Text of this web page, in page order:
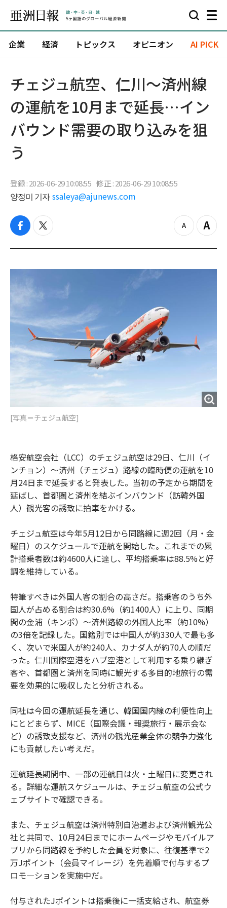
企業 経済 トピックス オピニオン AI PICK
チェジュ航空、仁川〜済州線
の運航を10月まで延長…イン
バウンド需要の取り込みを狙
う
登録 : 2026-06-29 10:08:55 修正 : 2026-06-29 10:08:55
양정미 기자 ssaleya@ajunews.com
f
c
b
o
t
i
t
z
o
o
Z
o
i
[写真＝チェジュ航空]
格安航空会社（LCC）のチェジュ航空は29日、仁川（イ
ンチョン）〜済州（チェジュ）路線の臨時便の運航を10
月24日まで延長すると発表した。当初の予定から期間を
延ばし、首都圏と済州を結ぶインバウンド（訪韓外国
人）観光客の誘致に拍車をかける。
チェジュ航空は今年5月12日から同路線に週2回（月・金
曜日）のスケジュールで運航を開始した。これまでの累
計搭乗者数は約4600人に達し、平均搭乗率は88.5%と好
調を維持している。
特筆すべきは外国人客の割合の高さだ。搭乗客のうち外
国人が占める割合は約30.6%（約1400人）に上り、同期
間の金浦（キンポ）〜済州路線の外国人比率（約10%）
の3倍を記録した。国籍別では中国人が約330人で最も多
く、次いで米国人が約240人、カナダ人が約70人の順だ
った。仁川国際空港をハブ空港として利用する乗り継ぎ
客や、首都圏と済州を同時に観光する多目的地旅行の需
要を効果的に吸収したと分析される。
同社は今回の運航延長を通じ、韓国国内線の利便性向上
にとどまらず、MICE（国際会議・報奨旅行・展示会な
ど）の誘致支援など、済州の観光産業全体の競争力強化
にも貢献したい考えだ。
運航延長期間中、一部の運航日は火・土曜日に変更され
る。詳細な運航スケジュールは、チェジュ航空の公式ウ
ェブサイトで確認できる。
また、チェジュ航空は済州特別自治道および済州観光公
社と共同で、10月24日までにホームページやモバイルア
プリから同路線を予約した会員を対象に、往復基準で2
万Jポイント（会員マイレージ）を先着順で付与するプ
ロモ―ションを実施中だ。
付与されたJポイントは搭乗後に一括支給され、航空券